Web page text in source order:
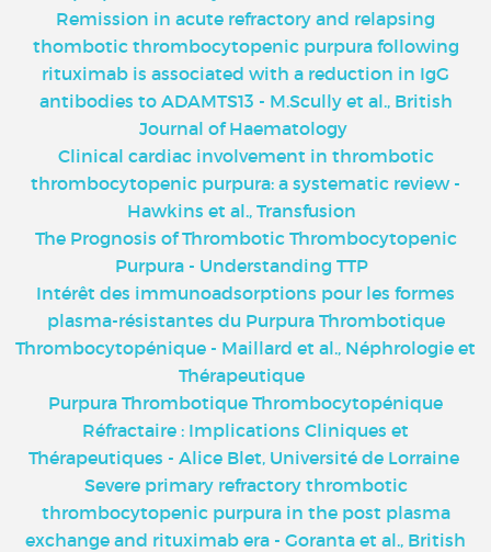
Remission in acute refractory and relapsing
thombotic thrombocytopenic purpura following
rituximab is associated with a reduction in IgG
antibodies to ADAMTS13 - M.Scully et al., British
Journal of Haematology
Clinical cardiac involvement in thrombotic
thrombocytopenic purpura: a systematic review -
Hawkins et al., Transfusion
The Prognosis of Thrombotic Thrombocytopenic
Purpura - Understanding TTP
Intérêt des immunoadsorptions pour les formes
plasma-résistantes du Purpura Thrombotique
Thrombocytopénique - Maillard et al., Néphrologie et
Thérapeutique
Purpura Thrombotique Thrombocytopénique
Réfractaire : Implications Cliniques et
Thérapeutiques - Alice Blet, Université de Lorraine
Severe primary refractory thrombotic
thrombocytopenic purpura in the post plasma
exchange and rituximab era - Goranta et al., British